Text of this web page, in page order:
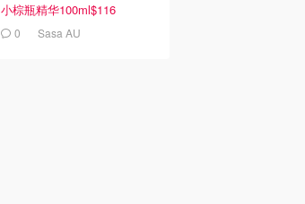
小棕瓶精华100ml$116
0 Sasa AU